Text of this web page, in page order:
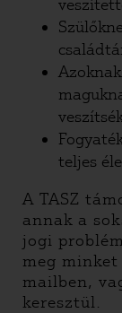
teljes
A TASZ
annak a
jogi
meg
mailben,
keresztül.